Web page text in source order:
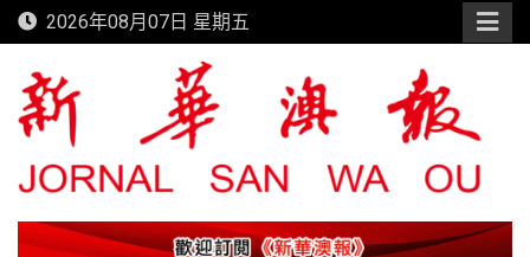
Skip
to
content
2026年08月07日 星期五
新華澳報